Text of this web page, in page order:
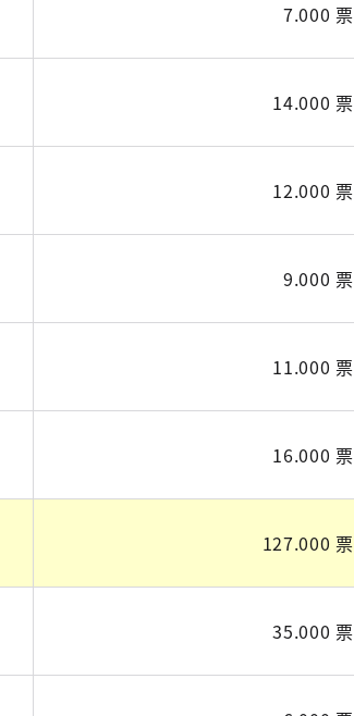
7.000 票
14.000 票
12.000 票
9.000 票
11.000 票
16.000 票
127.000 票
35.000 票